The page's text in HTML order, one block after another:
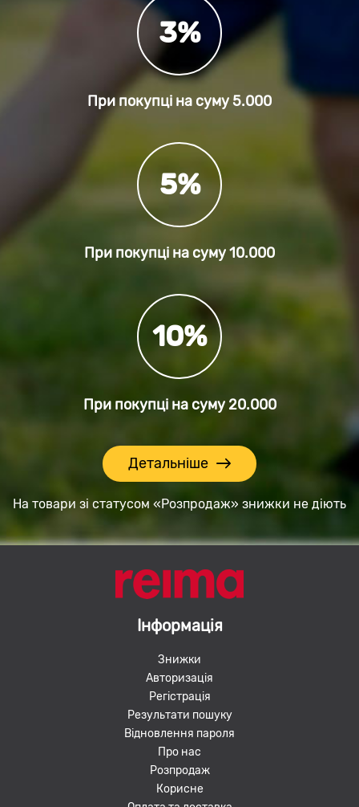
3%
При покупці на суму 5.000
5%
При покупці на суму10.000
10%
При покупці на суму20.000
Детальніше
На товари зі статусом «Розпродаж» знижки не діють
Інформація
Знижки
Авторизація
Регістрація
Результати пошуку
Відновлення пароля
Про нас
Розпродаж
Корисне